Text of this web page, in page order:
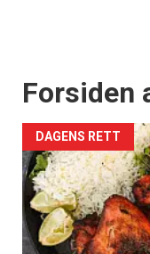
Forsiden
DAGENS RETT